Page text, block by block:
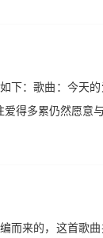
：歌曲：今天的
得多累仍然愿意
而来的，这首歌